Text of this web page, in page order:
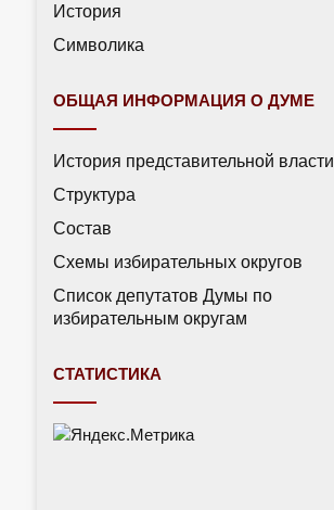
История
Символика
ОБЩАЯ ИНФОРМАЦИЯ О ДУМЕ
История представительной власти
Структура
Состав
Схемы избирательных округов
Список депутатов Думы по
избирательным округам
СТАТИСТИКА